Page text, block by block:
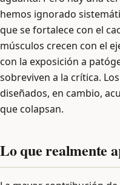
hemos ignorado
que se fortalece con el
músculos crecen con el
con la exposición a
sobreviven a la crítica.
diseñados, en cambio,
que colapsan.
Lo que realmente